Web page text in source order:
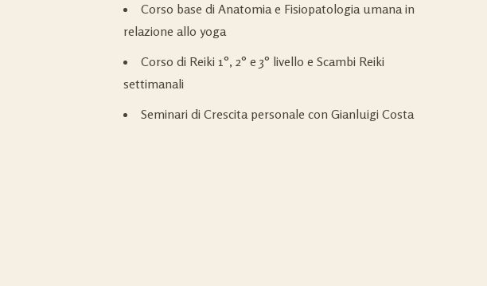
Corso base di Anatomia e Fisiopatologia umana in
relazione allo yoga
Corso di Reiki 1°, 2° e 3° livello e Scambi Reiki
settimanali
Seminari di Crescita personale con Gianluigi Costa